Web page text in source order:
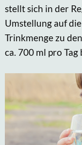
stellt sich in der
Umstellung auf
Trinkmenge zu
ca. 700 ml pro Tag